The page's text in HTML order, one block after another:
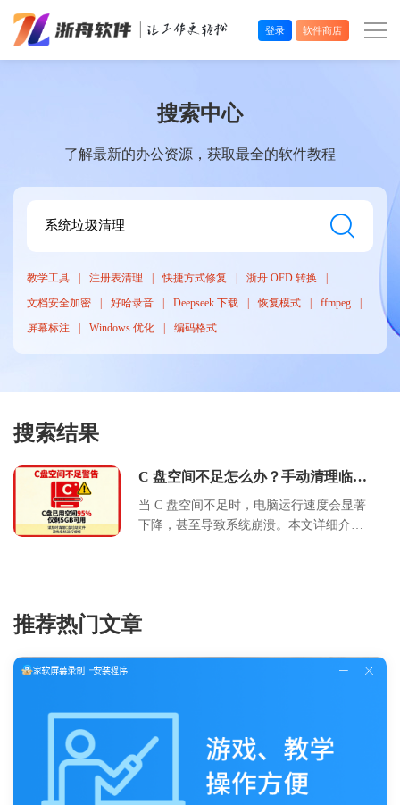
在线应用
登录 软件商店
搜索中心
了解最新的办公资源，获取最全的软件教程
教学工具 注册表清理 快捷方式修复
浙舟 OFD 转换
文档安全加密
好哈录音 Deepseek 下载 恢复模式
ffmpeg
屏幕标注
Windows 优化 编码格式
搜索结果
C 盘空间不足怎么办？手动清理临时
文件详细教程
当 C 盘空间不足时，电脑运行速度会显著
下降，甚至导致系统崩溃。本文详细介绍
指南，用户可以安全有效地释放磁盘空
统文件的风险。
推荐热门文章